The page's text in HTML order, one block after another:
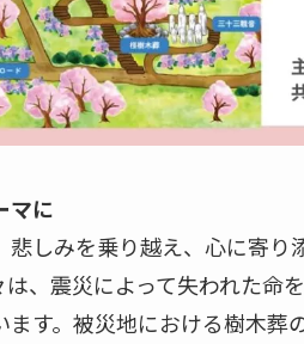
マに
悲しみを乗り越え、心に寄
、震災によって失われた命
す。被災地における樹木葬